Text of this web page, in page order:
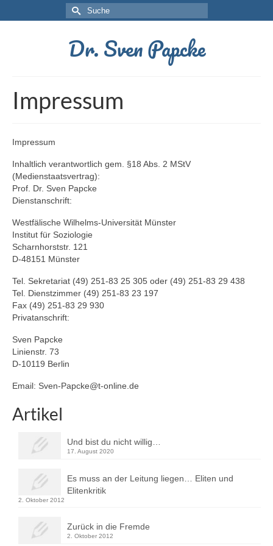
Suche
nach:
Dr. Sven Papcke
Impressum
Impressum
Inhaltlich verantwortlich gem. §18 Abs. 2 MStV
(Medienstaatsvertrag):
Prof. Dr. Sven Papcke
Dienstanschrift:
Westfälische Wilhelms-Universität Münster
Institut für Soziologie
Scharnhorststr. 121
D-48151 Münster
Tel. Sekretariat (49) 251-83 25 305 oder (49) 251-83 29 438
Tel. Dienstzimmer (49) 251-83 23 197
Fax (49) 251-83 29 930
Privatanschrift:
Sven Papcke
Linienstr. 73
D-10119 Berlin
Email: Sven-Papcke@t-online.de
Artikel
Und bist du nicht willig…
17. August 2020
Es muss an der Leitung liegen… Eliten und
Elitenkritik
2. Oktober 2012
Zurück in die Fremde
2. Oktober 2012